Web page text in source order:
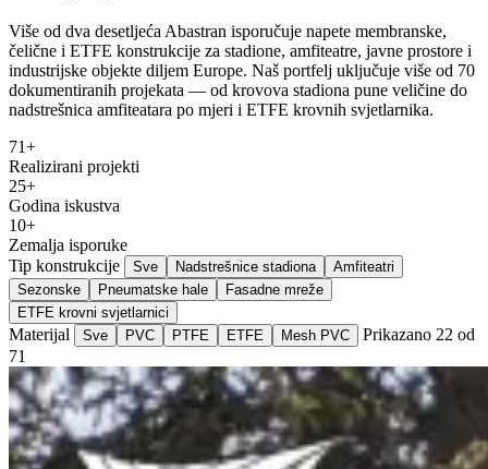
Više od dva desetljeća Abastran isporučuje napete membranske,
čelične i ETFE konstrukcije za stadione, amfiteatre, javne prostore i
industrijske objekte diljem Europe. Naš portfelj uključuje više od 70
dokumentiranih projekata — od krovova stadiona pune veličine do
nadstrešnica amfiteatara po mjeri i ETFE krovnih svjetlarnika.
71+
Realizirani projekti
25+
Godina iskustva
10+
Zemalja isporuke
Tip konstrukcije
Sve Nadstrešnice stadiona
Amfiteatri
Sezonske
Pneumatske hale
Fasadne mreže
ETFE krovni svjetlarnici
Materijal Sve PVC PTFE ETFE Mesh PVC
Prikazano 22 od
71